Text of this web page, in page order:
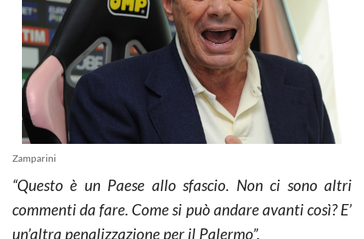
Zamparini
“Questo è un Paese allo sfascio. Non ci sono altri
commenti da fare. Come si può andare avanti così? E’
un’altra penalizzazione per il Palermo”.